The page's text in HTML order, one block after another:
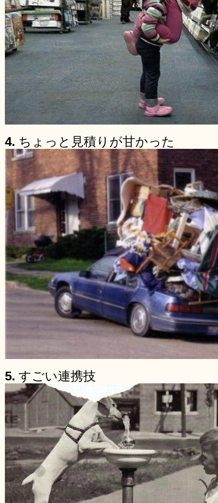
4. ちょっと見積りが甘かった
5. すごい連携技